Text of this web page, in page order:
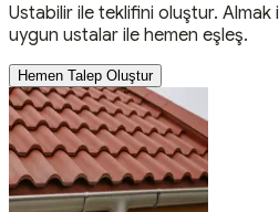
Ustabilir ile teklifini oluştur.
uygun ustalar ile hemen eşleş.
Hemen Talep Oluştur